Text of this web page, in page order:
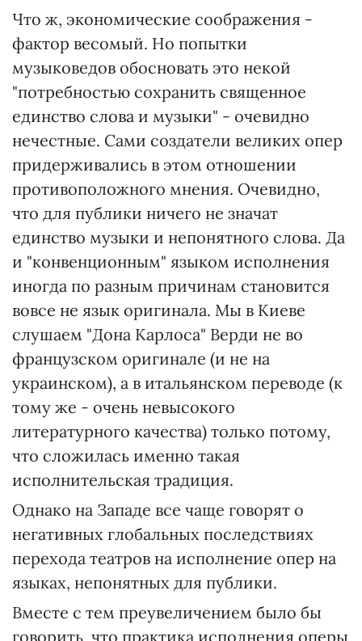
Что ж, экономические соображения -
фактор весомый. Но попытки
музыковедов обосновать это некой
"потребностью сохранить священное
единство слова и музыки" - очевидно
нечестные. Сами создатели великих опер
придерживались в этом отношении
противоположного мнения. Очевидно,
что для публики ничего не значат
единство музыки и непонятного слова. Да
и "конвенционным" языком исполнения
иногда по разным причинам становится
вовсе не язык оригинала. Мы в Киеве
слушаем "Дона Карлоса" Верди не во
французском оригинале (и не на
украинском), а в итальянском переводе (к
тому же - очень невысокого
литературного качества) только потому,
что сложилась именно такая
исполнительская традиция.
Однако на Западе все чаще говорят о
негативных глобальных последствиях
перехода театров на исполнение опер на
языках, непонятных для публики.
Вместе с тем преувеличением было бы
говорить, что практика исполнения оперы